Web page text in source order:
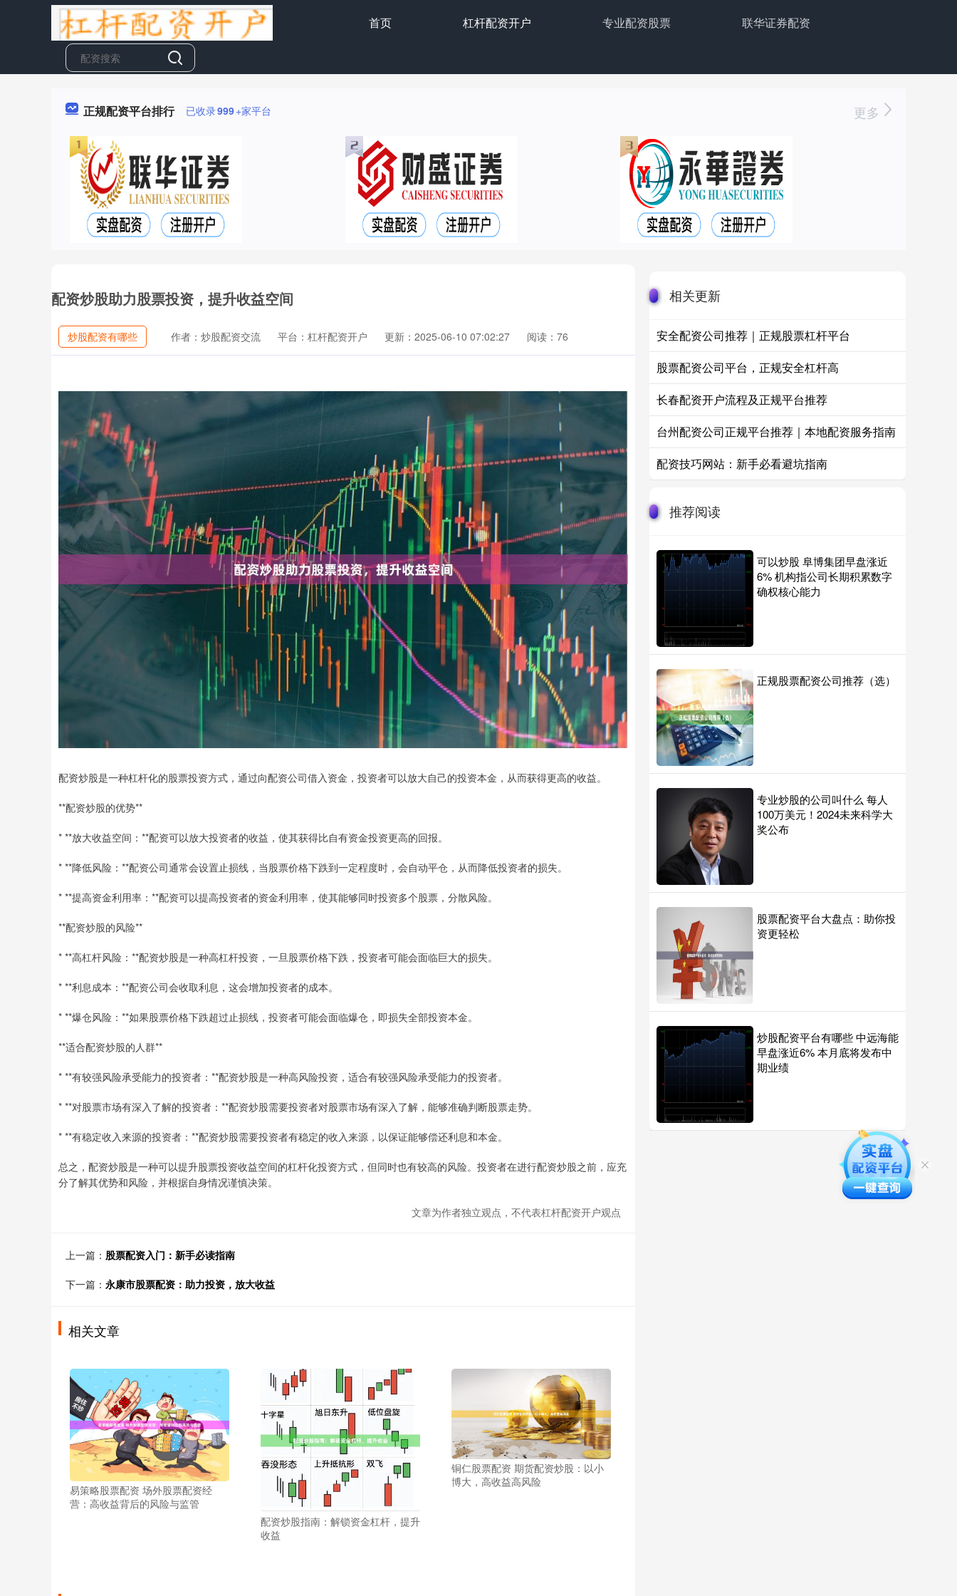
首页 杠杆配资开户 专业配资股票 联华证券配资
正规配资平台排行 已收录999+家平台 更多
配资炒股助力股票投资，提升收益空间
炒股配资有哪些 作者：炒股配资交流 平台：杠杆配资开户 更新：2025-06-10 07:02:27 阅读：76
配资炒股是一种杠杆化的股票投资方式，通过向配资公司借入资金，投资者可以放大自己的投资本金，从而获得更高的收益。
**配资炒股的优势**
* **放大收益空间：**配资可以放大投资者的收益，使其获得比自有资金投资更高的回报。
* **降低风险：**配资公司通常会设置止损线，当股票价格下跌到一定程度时，会自动平仓，从而降低投资者的损失。
* **提高资金利用率：**配资可以提高投资者的资金利用率，使其能够同时投资多个股票，分散风险。
**配资炒股的风险**
* **高杠杆风险：**配资炒股是一种高杠杆投资，一旦股票价格下跌，投资者可能会面临巨大的损失。
* **利息成本：**配资公司会收取利息，这会增加投资者的成本。
* **爆仓风险：**如果股票价格下跌超过止损线，投资者可能会面临爆仓，即损失全部投资本金。
**适合配资炒股的人群**
* **有较强风险承受能力的投资者：**配资炒股是一种高风险投资，适合有较强风险承受能力的投资者。
* **对股票市场有深入了解的投资者：**配资炒股需要投资者对股票市场有深入了解，能够准确判断股票走势。
* **有稳定收入来源的投资者：**配资炒股需要投资者有稳定的收入来源，以保证能够偿还利息和本金。
总之，配资炒股是一种可以提升股票投资收益空间的杠杆化投资方式，但同时也有较高的风险。投资者在进行配资炒股之前，应充
分了解其优势和风险，并根据自身情况谨慎决策。
文章为作者独立观点，不代表杠杆配资开户观点
上一篇： 股票配资入门：新手必读指南
下一篇： 永康市股票配资：助力投资，放大收益
相关文章
易策略股票配资 场外股票配资经
营：高收益背后的风险与监管
配资炒股指南：解锁资金杠杆，提升
收益
铜仁股票配资 期货配资炒股：以小
博大，高收益高风险
相关更新
安全配资公司推荐｜正规股票杠杆平台
股票配资公司平台，正规安全杠杆高
长春配资开户流程及正规平台推荐
台州配资公司正规平台推荐｜本地配资服务指南
配资技巧网站：新手必看避坑指南
推荐阅读
可以炒股 阜博集团早盘涨近
6% 机构指公司长期积累数字
确权核心能力
正规股票配资公司推荐（选）
专业炒股的公司叫什么 每人
100万美元！2024未来科学大
奖公布
股票配资平台大盘点：助你投
资更轻松
炒股配资平台有哪些 中远海能
早盘涨近6% 本月底将发布中
期业绩